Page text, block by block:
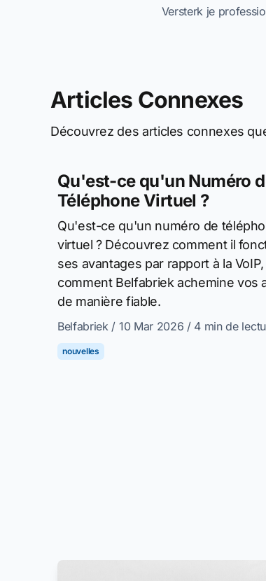
Versterk je
Articles Connexes
Découvrez des articles connexes
Qu'est-ce qu'un Numéro
Téléphone Virtuel ?
Qu'est-ce qu'un numéro de
virtuel ? Découvrez comment il
ses avantages par rapport à la
comment Belfabriek achemine vos
de manière fiable.
Belfabriek / 10 Mar 2026 / 4 min de
nouvelles